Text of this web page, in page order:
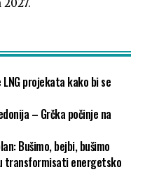
projekata kako bi se
– Grčka počinje na
Bušimo, bejbi, bušimo
transformisati energetsko